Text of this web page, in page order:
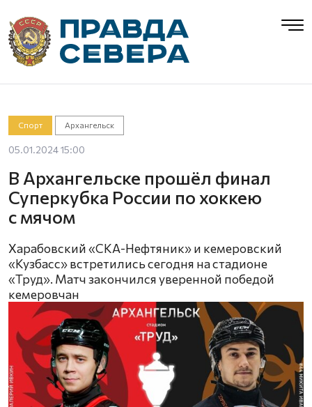
Спорт Архангельск
05.01.2024 15:00
В Архангельске прошёл финал
Суперкубка России по хоккею
с мячом
Харабовский «СКА-Нефтяник» и кемеровский
«Кузбасс» встретились сегодня на стадионе
«Труд». Матч закончился уверенной победой
кемеровчан